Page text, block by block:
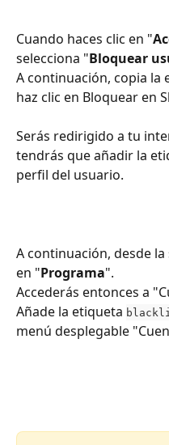
Cuando haces clic en "
selecciona "Bloquear
A continuación, copia la
haz clic en Bloquear en
Serás redirigido a tu
tendrás que añadir la
perfil del usuario.
A continuación, desde la
en "Programa".
Accederás entonces a
Añade la etiqueta
menú desplegable